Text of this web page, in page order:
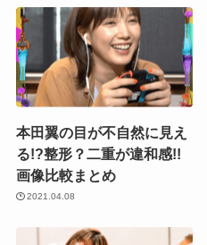
本田翼の目が不自然に見え
る!?整形？二重が違和感!!
画像比較まとめ
2021.04.08